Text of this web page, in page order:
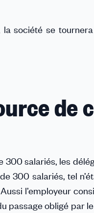
société se
de
300 salariés, les
300 salariés, tel
l’employeur
passage obligé par